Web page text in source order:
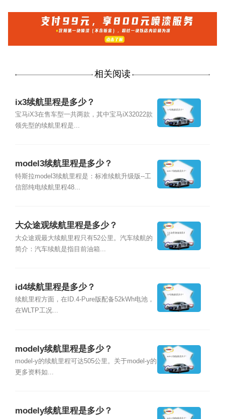
相关阅读
ix3续航里程是多少？
宝马iX3在售车型一共两款，其中宝马iX32022款
领先型的续航里程是...
model3续航里程是多少？
特斯拉model3续航里程是：标准续航升级版--工
信部纯电续航里程48...
大众途观续航里程是多少？
大众途观最大续航里程只有52公里。汽车续航的
简介：汽车续航是指目前油箱...
id4续航里程是多少？
续航里程方面，在ID.4-Pure版配备52kWh电池，
在WLTP工况...
modely续航里程是多少？
model-y的续航里程可达505公里。关于model-y的
更多资料如...
modely续航里程是多少？